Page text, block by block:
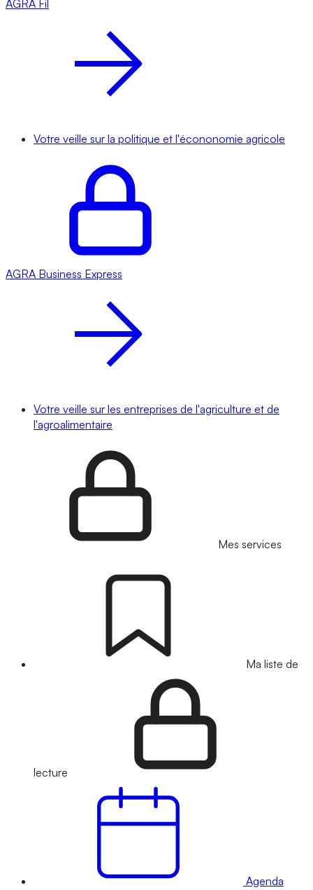
AGRA Fil
Votre veille sur la politique et l'écononomie agricole
AGRA Business Express
Votre veille sur les entreprises de l'agriculture et de
l'agroalimentaire
Mes services
Ma liste de
lecture
Agenda